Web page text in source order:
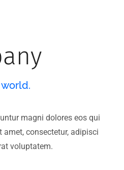
magni dolores eos qui
consectetur, adipisci
voluptatem.